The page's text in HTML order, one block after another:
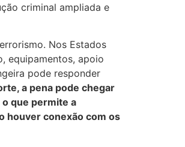
criminal ampliada e
Nos Estados
equipamentos, apoio
pode responder
a pena pode chegar
que permite a
houver conexão com os